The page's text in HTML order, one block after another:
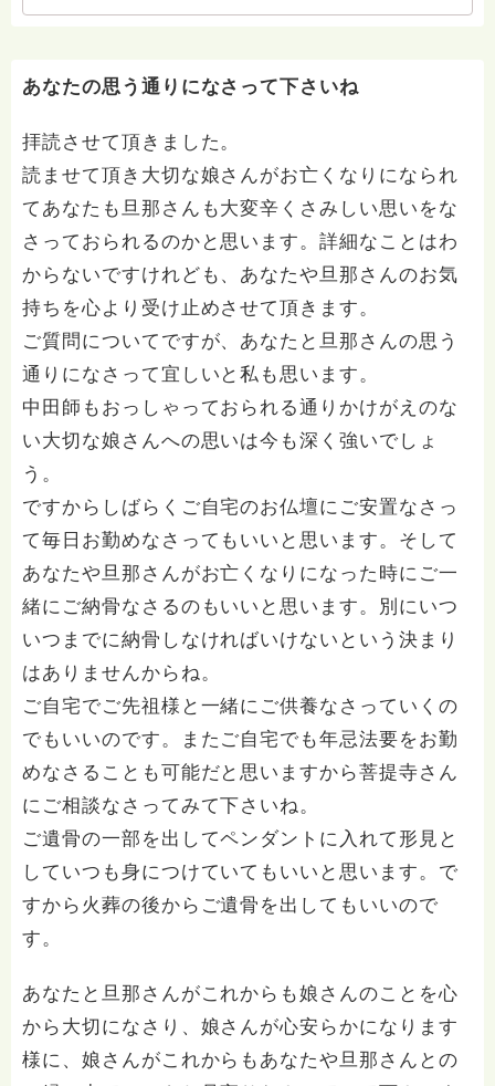
いて、あなたに向き合っています。 ですので、過去の
いします。 ※個別相談は、hasunohaオンライン相談よ
受け付けておりません。また夜中や早朝の電話もご遠慮
ください。 法務を優先させてください。
あなたの思う通りになさって下さいね
拝読させて頂きました。
読ませて頂き大切な娘さんがお亡くなりになられ
てあなたも旦那さんも大変辛くさみしい思いをな
さっておられるのかと思います。詳細なことはわ
からないですけれども、あなたや旦那さんのお気
持ちを心より受け止めさせて頂きます。
ご質問についてですが、あなたと旦那さんの思う
通りになさって宜しいと私も思います。
中田師もおっしゃっておられる通りかけがえのな
い大切な娘さんへの思いは今も深く強いでしょ
う。
ですからしばらくご自宅のお仏壇にご安置なさっ
て毎日お勤めなさってもいいと思います。そして
あなたや旦那さんがお亡くなりになった時にご一
緒にご納骨なさるのもいいと思います。別にいつ
いつまでに納骨しなければいけないという決まり
はありませんからね。
ご自宅でご先祖様と一緒にご供養なさっていくの
でもいいのです。またご自宅でも年忌法要をお勤
めなさることも可能だと思いますから菩提寺さん
にご相談なさってみて下さいね。
ご遺骨の一部を出してペンダントに入れて形見と
していつも身につけていてもいいと思います。で
すから火葬の後からご遺骨を出してもいいので
す。
あなたと旦那さんがこれからも娘さんのことを心
から大切になさり、娘さんが心安らかになります
様に、娘さんがこれからもあなたや旦那さんとの